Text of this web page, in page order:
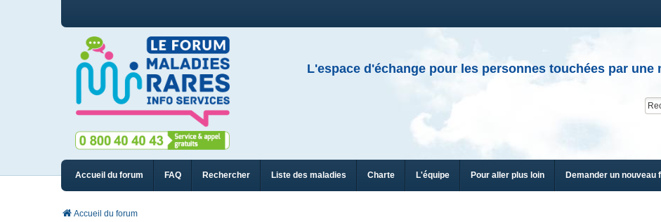
L'espace d'échange pour les personnes touchées par une
Accueil du forum FAQ Rechercher Liste des maladies Charte L'équipe Pour aller plus loin Demander un nouveau
Accueil du forum